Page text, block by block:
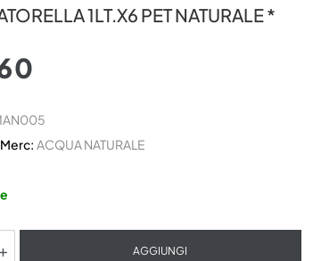
1LT.X6 PET NATURALE *
ACQUA NATURALE
AGGIUNGI